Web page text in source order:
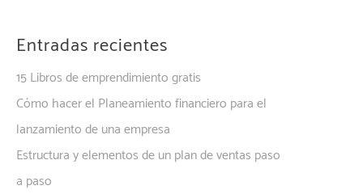
Entradas recientes
15 Libros de emprendimiento gratis
Cómo hacer el Planeamiento financiero para el
lanzamiento de una empresa
Estructura y elementos de un plan de ventas paso
a paso